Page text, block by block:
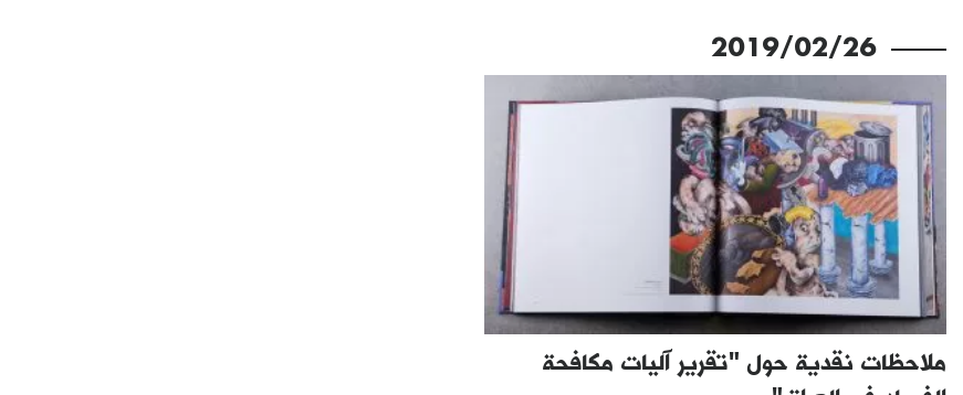
2019/02/26
ملاحظات نقدية حول "تقرير آليات مكافحة